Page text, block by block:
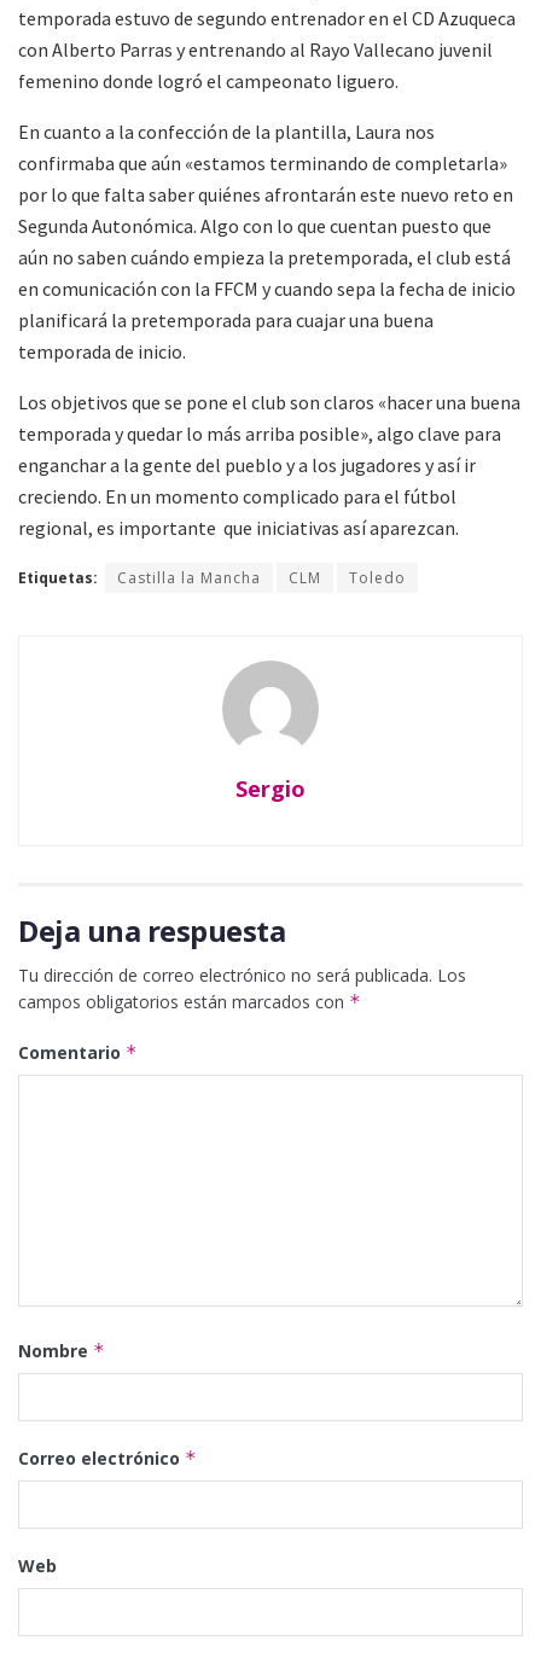
temporada estuvo de segundo entrenador en el CD Azuqueca
con Alberto Parras y entrenando al Rayo Vallecano juvenil
femenino donde logró el campeonato liguero.
En cuanto a la confección de la plantilla, Laura nos
confirmaba que aún «estamos terminando de completarla»
por lo que falta saber quiénes afrontarán este nuevo reto en
Segunda Autonómica. Algo con lo que cuentan puesto que
aún no saben cuándo empieza la pretemporada, el club está
en comunicación con la FFCM y cuando sepa la fecha de inicio
planificará la pretemporada para cuajar una buena
temporada de inicio.
Los objetivos que se pone el club son claros «hacer una buena
temporada y quedar lo más arriba posible», algo clave para
enganchar a la gente del pueblo y a los jugadores y así ir
creciendo. En un momento complicado para el fútbol
regional, es importante que iniciativas así aparezcan.
Etiquetas: Castilla la Mancha CLM Toledo
Sergio
Deja una respuesta
Tu dirección de correo electrónico no será publicada. Los
campos obligatorios están marcados con *
Comentario *
Nombre *
Correo electrónico *
Web